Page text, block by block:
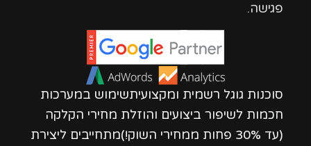
פגישה.
סוכנות גוגל רשמית ומקצועיתשימוש במערכות
חכמות לשיפור ביצועים והוזלת מחירי הקלקה
(עד 30% פחות ממחירי השוק!)מתחייבים ליצירת